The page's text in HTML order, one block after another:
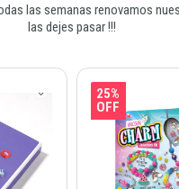
las semanas renovamos
las dejes pasar !!!
25%
OFF